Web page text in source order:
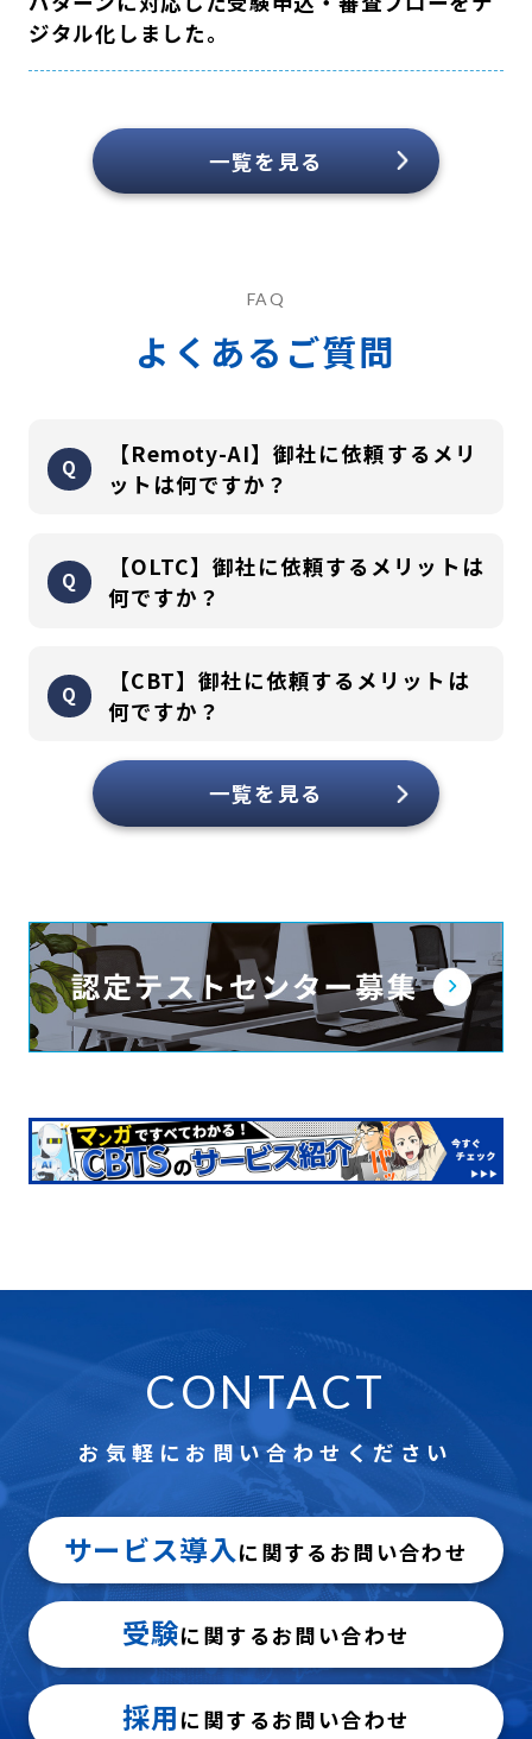
ジタル化しました。
一覧を見る
FAQ
よくあるご質問
【Remoty-AI】御社に依頼するメリ
ットは何ですか？
技術を生かした、「試験運営を総合的に支援できる1Stopソリ
験運営のポイントや主催者の課題を詳細に把握しております。
また、通常のシステム開発会社では、試験運営自体の把握が困
難なため、最適な提案が出来ず、開発費も高額になる傾向が高
いですが、弊社は自社での試験運営経験を踏まえ、多数のシス
テムモジュールをすでに開発しているため、最適な提案に加
り、申込データやファイナンス管理、合格者管理などをデイリ
ーで検索したり、データをcsvデータで取得したりすることが可
能です。そのため主催者様にて別途、合格者管理システム等を
作る必要がなく当社システムにて一元管理・利用することが可
定カードなどの作成や付随するシステムなどの開発も提供可能
ですので、総合的に貴社の試験を支援することが可能です。
【OLTC】御社に依頼するメリットは
何ですか？
技術を生かした、「試験運営を総合的に支援できる1Stopソリ
弊社はCBTだけでなく、紙試験運営も多数行っているため、試
験運営のポイントや主催者の課題を詳細に把握しております。
また、通常のシステム開発会社では、試験運営自体の把握が困
テムモジュールをすでに開発しているため、最適な提案に加
え、安価で実績のあるシステム提供が可能です。
特に当社では、試験主催者様に専用の管理画面を提供してお
り、申込データやファイナンス管理、合格者管理などをデイリ
作る必要がなく当社システムにて一元管理・利用することが可
能となります。
【CBT】御社に依頼するメリットは
何ですか？
300団体以上の運営実績、それにより蓄積されたノウハウやIT
技術を生かした、「試験運営を総合的に支援できる1Stopソリ
また、通常のシステム開発会社では、試験運営自体の把握が困
難なため、最適な提案が出来ず、開発費も高額になる傾向が高
いですが、弊社は自社での試験運営経験を踏まえ、多数のシス
テムモジュールをすでに開発しているため、最適な提案に加
特に当社では、試験主催者様に専用の管理画面を提供してお
り、申込データやファイナンス管理、合格者管理などをデイリ
ーで検索したり、データをcsvデータで取得したりすることが可
能となります。
定カードなどの作成や付随するシステムなどの開発も提供可能
ですので、総合的に貴社の試験を支援することが可能です。
一覧を見る
CONTACT
お気軽にお問い合わせください
サービス導入に関するお問い合わせ
受験に関するお問い合わせ
採用 に関するお問い合わせ